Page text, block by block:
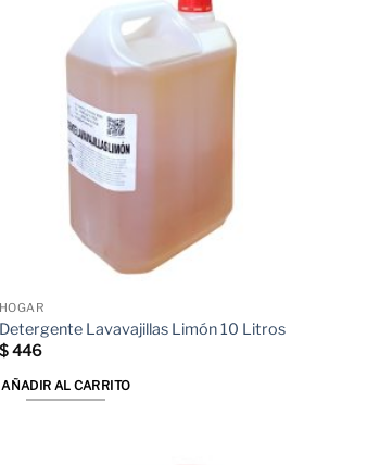
HOGAR
Detergente Lavavajillas Limón 10 Litros
$446
AÑADIR AL CARRITO